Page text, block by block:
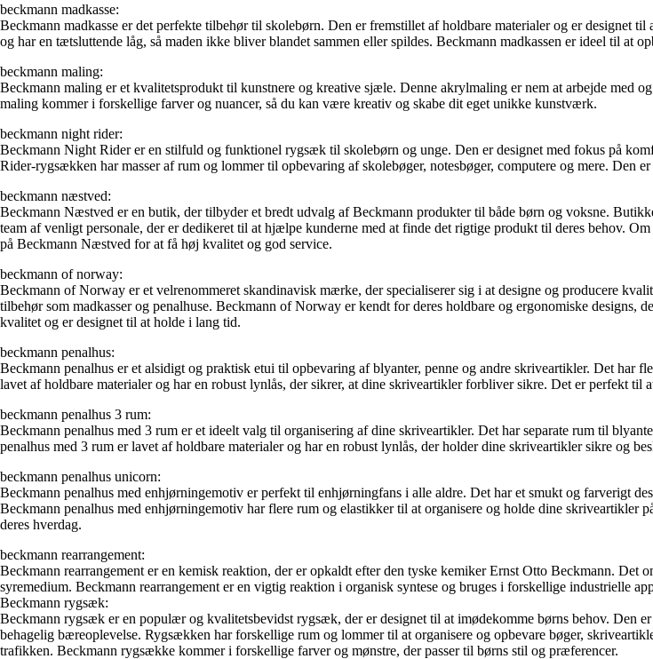
beckmann madkasse:
Beckmann madkasse er det perfekte tilbehør til skolebørn. Den er fremstillet af holdbare materialer og er designet
og har en tætsluttende låg, så maden ikke bliver blandet sammen eller spildes. Beckmann madkassen er ideel til at
beckmann maling:
Beckmann maling er et kvalitetsprodukt til kunstnere og kreative sjæle. Denne akrylmaling er nem at arbejde med
maling kommer i forskellige farver og nuancer, så du kan være kreativ og skabe dit eget unikke kunstværk.
beckmann night rider:
Beckmann Night Rider er en stilfuld og funktionel rygsæk til skolebørn og unge. Den er designet med fokus på
Rider-rygsækken har masser af rum og lommer til opbevaring af skolebøger, notesbøger, computere og mere. Den
beckmann næstved:
Beckmann Næstved er en butik, der tilbyder et bredt udvalg af Beckmann produkter til både børn og voksne.
team af venligt personale, der er dedikeret til at hjælpe kunderne med at finde det rigtige produkt til deres behov.
på Beckmann Næstved for at få høj kvalitet og god service.
beckmann of norway:
Beckmann of Norway er et velrenommeret skandinavisk mærke, der specialiserer sig i at designe og producere
tilbehør som madkasser og penalhuse. Beckmann of Norway er kendt for deres holdbare og ergonomiske
kvalitet og er designet til at holde i lang tid.
beckmann penalhus:
Beckmann penalhus er et alsidigt og praktisk etui til opbevaring af blyanter, penne og andre skriveartikler. Det har
lavet af holdbare materialer og har en robust lynlås, der sikrer, at dine skriveartikler forbliver sikre. Det er perfekt til
beckmann penalhus 3 rum:
Beckmann penalhus med 3 rum er et ideelt valg til organisering af dine skriveartikler. Det har separate rum til
penalhus med 3 rum er lavet af holdbare materialer og har en robust lynlås, der holder dine skriveartikler sikre og
beckmann penalhus unicorn:
Beckmann penalhus med enhjørningemotiv er perfekt til enhjørningfans i alle aldre. Det har et smukt og farverigt
Beckmann penalhus med enhjørningemotiv har flere rum og elastikker til at organisere og holde dine
deres hverdag.
beckmann rearrangement:
Beckmann rearrangement er en kemisk reaktion, der er opkaldt efter den tyske kemiker Ernst Otto Beckmann.
syremedium. Beckmann rearrangement er en vigtig reaktion i organisk syntese og bruges i forskellige industrielle
Beckmann rygsæk:
Beckmann rygsæk er en populær og kvalitetsbevidst rygsæk, der er designet til at imødekomme børns behov. Den
behagelig bæreoplevelse. Rygsækken har forskellige rum og lommer til at organisere og opbevare bøger,
trafikken. Beckmann rygsække kommer i forskellige farver og mønstre, der passer til børns stil og præferencer.